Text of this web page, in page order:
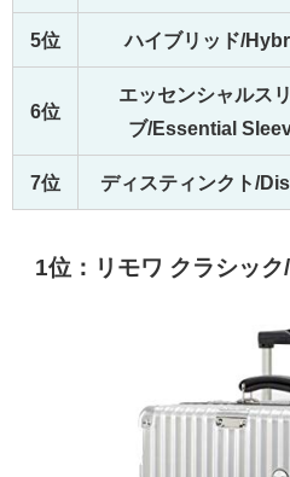
5位 ハイブリッド/
6位
エッセンシャルス
ブ/Essential
7位 ディスティンクト/
1位：リモワ クラシッ